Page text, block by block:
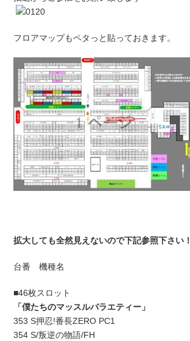
フロアマップもペタっと貼っておきます。
拡大しても全然見えないので下記参照下さい！
台番 機種名
■46枚スロット
「僕たちのマッスルバラエティー」
353 S押忍!番長ZERO PC1
354 S/叛逆の物語/FH